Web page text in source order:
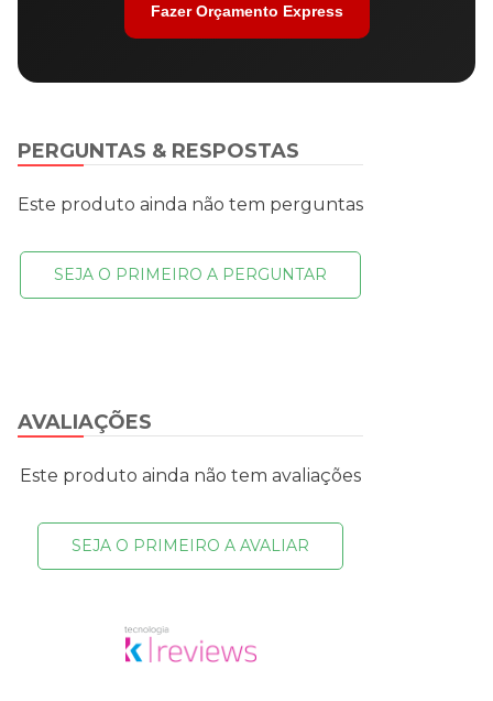
Fazer Orçamento Express
AVALIAÇÕES
Este produto ainda não tem avaliações
SEJA O PRIMEIRO A AVALIAR
PERGUNTAS & RESPOSTAS
Este produto ainda não tem perguntas
SEJA O PRIMEIRO A PERGUNTAR